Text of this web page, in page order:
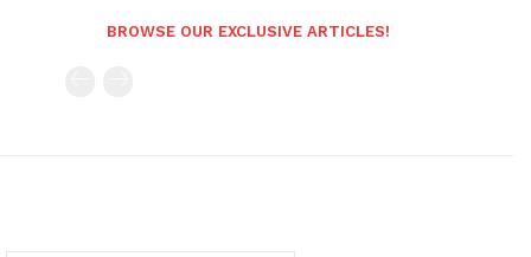
BROWSE OUR EXCLUSIVE ARTICLES!